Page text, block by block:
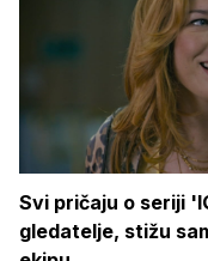
Svi pričaju o seriji
gledatelje, stižu